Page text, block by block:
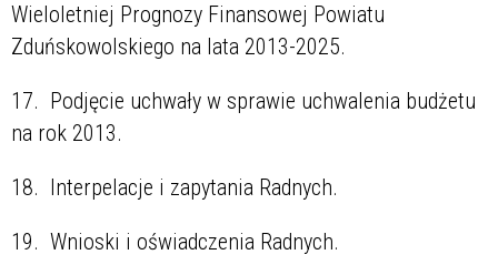
Wieloletniej Prognozy Finansowej Powiatu
Zduńskowolskiego na lata 2013-2025.
17. Podjęcie uchwały w sprawie uchwalenia budżetu
na rok 2013.
18. Interpelacje i zapytania Radnych.
19. Wnioski i oświadczenia Radnych.